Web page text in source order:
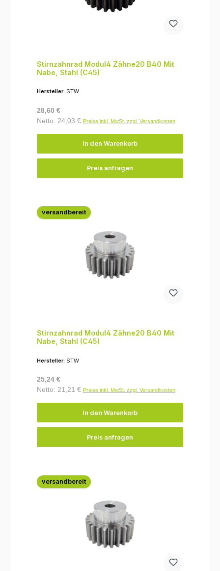
Stirnzahnrad Modul4 Zähne20 B40 Mit
Nabe, Stahl (C45)
Hersteller: STW
Regulärer Preis:
28,60 €
Netto: 24,03 € Preise inkl. MwSt. zzgl. Versandkosten
In den Warenkorb
Preis anfragen
versandbereit
Stirnzahnrad Modul4 Zähne20 B40 Mit
Nabe, Stahl (C45)
Hersteller: STW
Regulärer Preis:
25,24 €
Netto: 21,21 € Preise inkl. MwSt. zzgl. Versandkosten
In den Warenkorb
Preis anfragen
versandbereit